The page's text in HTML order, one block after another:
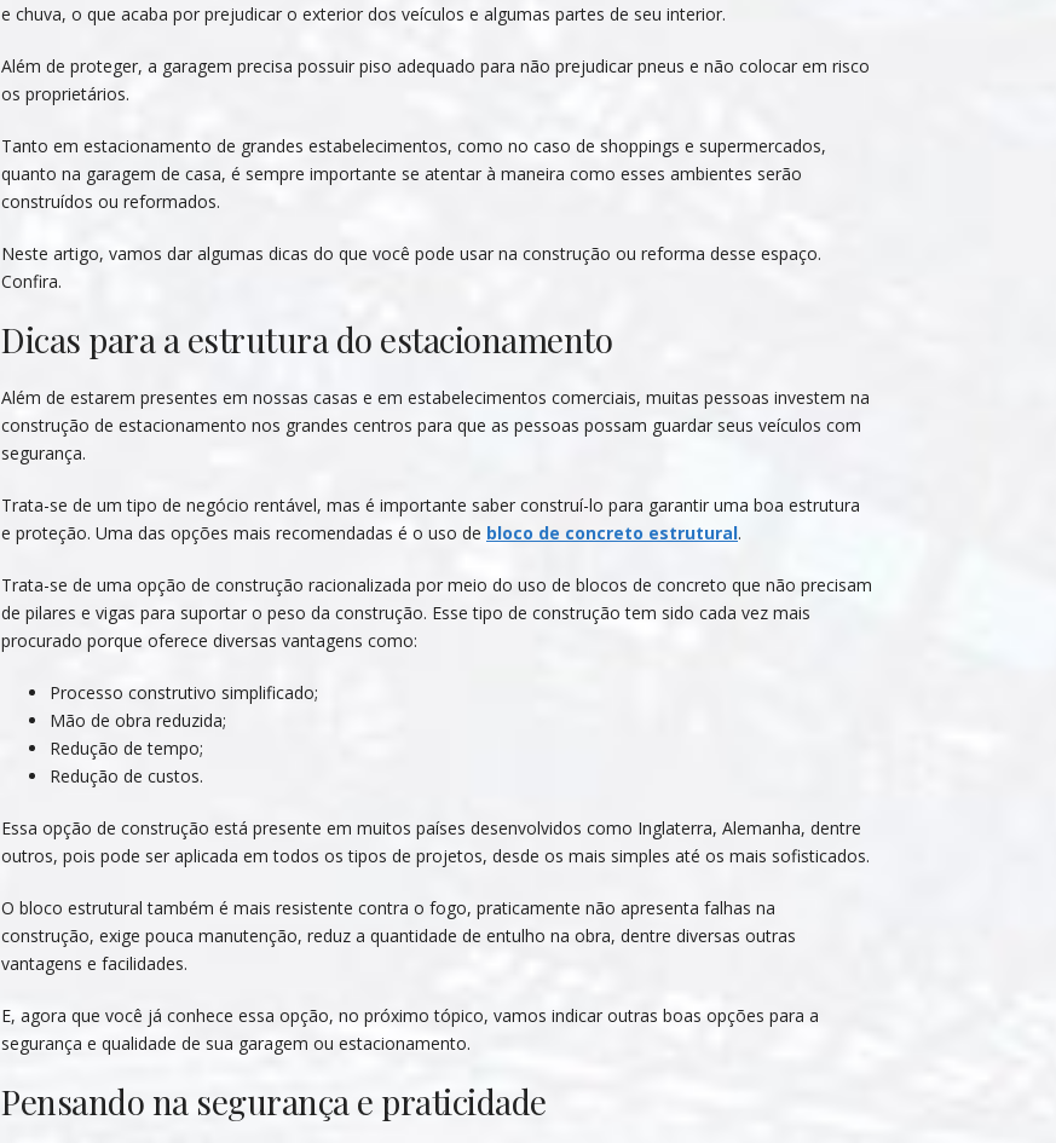
e chuva, o que acaba por prejudicar o exterior dos veículos e algumas partes de seu interior.
Além de proteger, a garagem precisa possuir piso adequado para não prejudicar pneus e não colocar em risco
os proprietários.
Tanto em estacionamento de grandes estabelecimentos, como no caso de shoppings e supermercados,
quanto na garagem de casa, é sempre importante se atentar à maneira como esses ambientes serão
construídos ou reformados.
Neste artigo, vamos dar algumas dicas do que você pode usar na construção ou reforma desse espaço.
Confira.
Dicas para a estrutura do estacionamento
Além de estarem presentes em nossas casas e em estabelecimentos comerciais, muitas pessoas investem na
construção de estacionamento nos grandes centros para que as pessoas possam guardar seus veículos com
segurança.
Trata-se de um tipo de negócio rentável, mas é importante saber construí-lo para garantir uma boa estrutura
e proteção. Uma das opções mais recomendadas é o uso de bloco de concreto estrutural.
Trata-se de uma opção de construção racionalizada por meio do uso de blocos de concreto que não precisam
de pilares e vigas para suportar o peso da construção. Esse tipo de construção tem sido cada vez mais
procurado porque oferece diversas vantagens como:
Processo construtivo simplificado;
Mão de obra reduzida;
Redução de tempo;
Redução de custos.
Essa opção de construção está presente em muitos países desenvolvidos como Inglaterra, Alemanha, dentre
outros, pois pode ser aplicada em todos os tipos de projetos, desde os mais simples até os mais sofisticados.
O bloco estrutural também é mais resistente contra o fogo, praticamente não apresenta falhas na
construção, exige pouca manutenção, reduz a quantidade de entulho na obra, dentre diversas outras
vantagens e facilidades.
E, agora que você já conhece essa opção, no próximo tópico, vamos indicar outras boas opções para a
segurança e qualidade de sua garagem ou estacionamento.
Pensando na segurança e praticidade